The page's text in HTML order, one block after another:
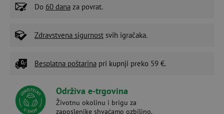
Do 60 dana za povrat.
Zdravstvena sigurnost svih igračaka.
Besplatna poštarina pri kupnji preko 59 €.
Održiva e-trgovina
Životnu okolinu i brigu za
zaposlenike shvaćamo ozbiljno.